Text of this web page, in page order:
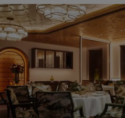
Vene tn 9, Tallinn
Vanalinn
01.01–31.12
E 13:00–23:00
T – P 12:00–23:00
Loe lähemalt
Restoranid, Vene